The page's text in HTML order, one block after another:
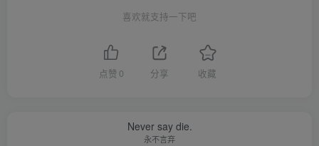
喜欢就支持一下吧
点赞 0 分享 收藏
Never say die.
永不言弃